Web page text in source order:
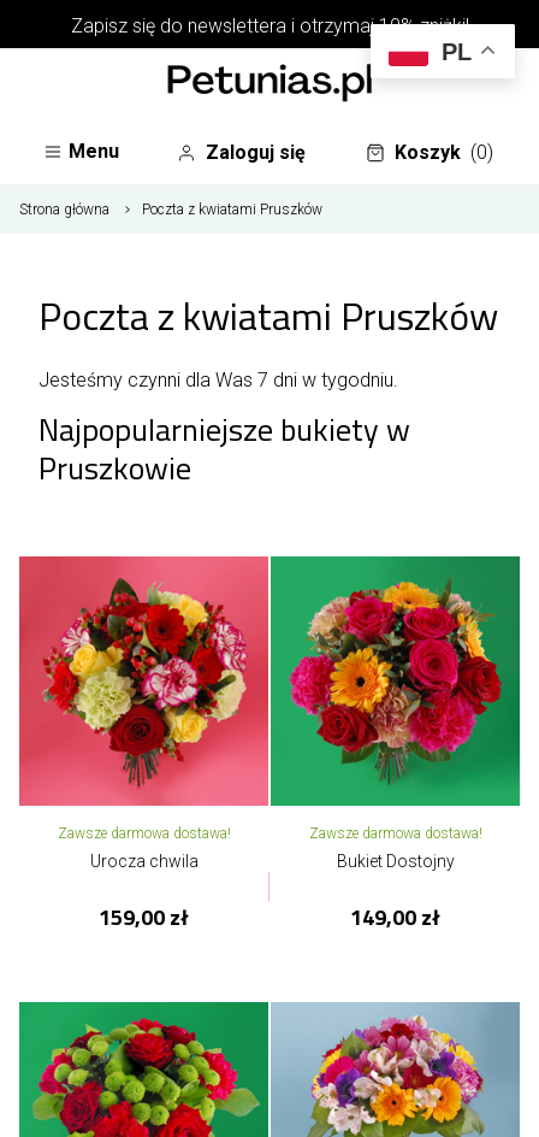
Zapisz się do newsletterai otrzymaj 10% zniżki!
Menu Zaloguj się Koszyk (0)
Strona główna Poczta z kwiatami Pruszków
Poczta z kwiatami Pruszków
Jesteśmy czynni dla Was 7 dni w tygodniu.
Najpopularniejsze bukiety w
Pruszkowie
Zawsze darmowa dostawa!
Urocza chwila
159,00 zł
Zawsze darmowa dostawa!
Bukiet Dostojny
149,00 zł
PL